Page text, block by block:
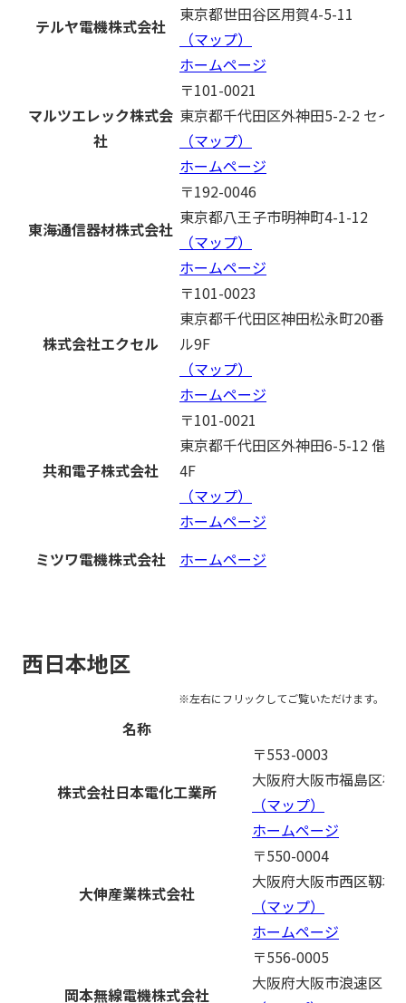
テルヤ電機株式会社
東京都世田谷区用賀4-5-11
（マップ）
ホームページ
マルツエレック株式会
社
〒101-0021
東京都千代田区外神田5-2-2 セイ
（マップ）
ホームページ
東海通信器材株式会社
〒192-0046
東京都八王子市明神町4-1-12
（マップ）
ホームページ
株式会社エクセル
〒101-0023
東京都千代田区神田松永町20番地
ル9F
（マップ）
ホームページ
共和電子株式会社
〒101-0021
東京都千代田区外神田6-5-12 偕
4F
（マップ）
ホームページ
ミツワ電機株式会社
ホームページ
西日本地区
名称
株式会社日本電化工業所
〒553-0003
大阪府大阪市福島区福
（マップ）
ホームページ
大伸産業株式会社
〒550-0004
大阪府大阪市西区靱本
（マップ）
ホームページ
岡本無線電機株式会社
〒556-0005
大阪府大阪市浪速区日